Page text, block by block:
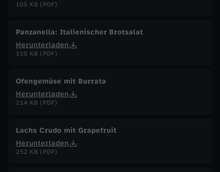
105 KB (PDF)
Panzanella: Italienischer Brotsalat
Herunterladen
110 KB (PDF)
Ofengemüse mit Burrata
Herunterladen
214 KB (PDF)
Lachs Crudo mit Grapefruit
Herunterladen
252 KB (PDF)